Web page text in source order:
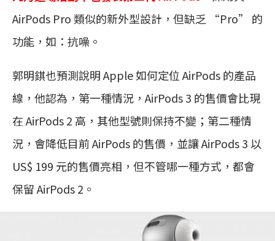
AirPods Pro 類似的新外型設計，但缺乏 “Pro” 的
功能，如：抗噪。
郭明錤也預測說明 Apple 如何定位 AirPods 的產品
線，他認為，第一種情況，AirPods 3 的售價會比現
在 AirPods 2 高，其他型號則保持不變；第二種情
況，會降低目前 AirPods 的售價，並讓 AirPods 3 以
US$ 199 元的售價亮相，但不管哪一種方式，都會
保留 AirPods 2。